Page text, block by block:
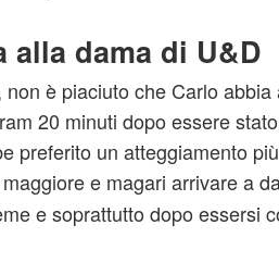
alla dama di U&D
è piaciuto che Carlo abbia
20 minuti dopo essere
preferito un atteggiamento
maggiore e magari arrivare a
e soprattutto dopo essersi